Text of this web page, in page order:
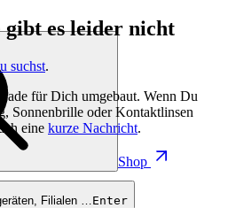
Shop
gibt es leider nicht
suchst.
für Dich umgebaut. Wenn Du
Sonnenbrille oder Kontaktlinsen
eine kurze Nachricht.
Filialen … Enter